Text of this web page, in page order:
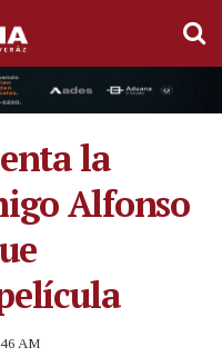
la
Alfonso
AM